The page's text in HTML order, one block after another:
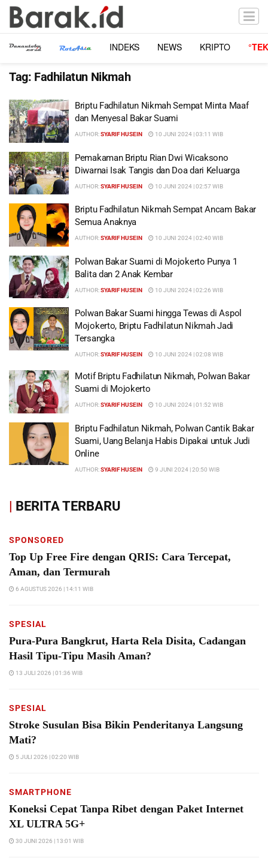
INDEKS NEWS KRIPTO
Tag: Fadhilatun Nikmah
Briptu Fadhilatun Nikmah Sempat Minta Maaf
dan Menyesal Bakar Suami
AUTHOR:SYARIF HUSEIN 10 JUNI 2024 | 03:11 WIB
Pemakaman Briptu Rian Dwi Wicaksono
Diwarnai Isak Tangis dan Doa dari Keluarga
AUTHOR:SYARIF HUSEIN 10 JUNI 2024 | 02:57 WIB
Briptu Fadhilatun Nikmah Sempat Ancam Bakar
Semua Anaknya
AUTHOR:SYARIF HUSEIN 10 JUNI 2024 | 02:40 WIB
Polwan Bakar Suami di Mojokerto Punya 1
Balita dan 2 Anak Kembar
AUTHOR:SYARIF HUSEIN 10 JUNI 2024 | 02:26 WIB
Polwan Bakar Suami hingga Tewas di Aspol
Mojokerto, Briptu Fadhilatun Nikmah Jadi
Tersangka
AUTHOR:SYARIF HUSEIN 10 JUNI 2024 | 02:08 WIB
Motif Briptu Fadhilatun Nikmah, Polwan Bakar
Suami di Mojokerto
AUTHOR:SYARIF HUSEIN 10 JUNI 2024 | 01:52 WIB
Briptu Fadhilatun Nikmah, Polwan Cantik Bakar
Suami, Uang Belanja Habis Dipakai untuk Judi
Online
AUTHOR:SYARIF HUSEIN 9 JUNI 2024 | 20:50 WIB
| BERITA TERBARU
SPONSORED
Top Up Free Fire dengan QRIS: Cara Tercepat,
Aman, dan Termurah
6 AGUSTUS 2026 | 14:11 WIB
SPESIAL
Pura-Pura Bangkrut, Harta Rela Disita, Cadangan
Hasil Tipu-Tipu Masih Aman?
13 JULI 2026 | 01:36 WIB
SPESIAL
Stroke Susulan Bisa Bikin Penderitanya Langsung
Mati?
5 JULI 2026 | 02:20 WIB
SMARTPHONE
Koneksi Cepat Tanpa Ribet dengan Paket Internet
XL ULTRA 5G+
30 JUNI 2026 | 13:01 WIB